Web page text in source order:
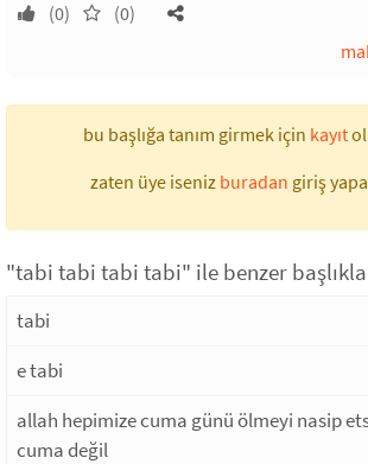
(0) (0)
bu başlığa tanım girmek için kayıt
zaten üye iseniz buradan giriş
"tabi tabi tabi tabi" ile benzer
tabi
e tabi
allah hepimize cuma günü ölmeyi nasip
cuma değil